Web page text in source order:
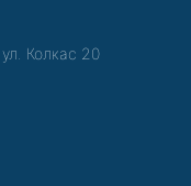
Колкас 20